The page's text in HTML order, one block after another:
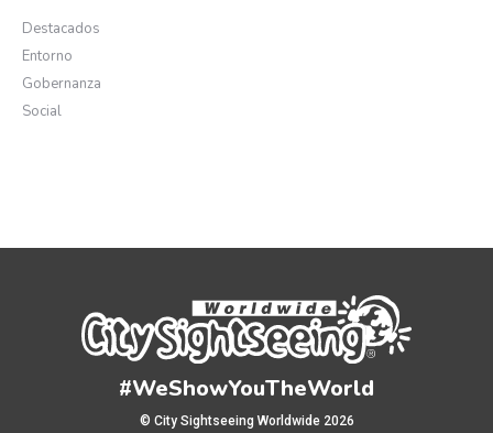
Destacados
Entorno
Gobernanza
Social
#WeShowYouTheWorld
© City Sightseeing Worldwide 2026